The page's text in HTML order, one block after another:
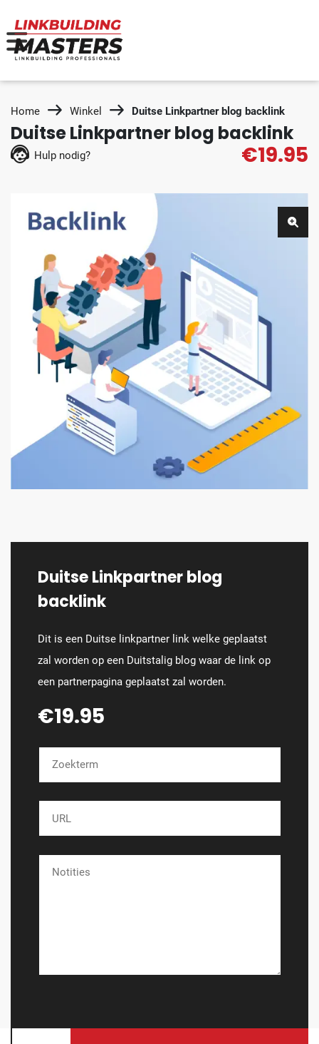
Home Winkel Duitse Linkpartner blog backlink
Duitse Linkpartner blog backlink
Hulp nodig? €19.95
Duitse Linkpartner blog
backlink
Dit is een Duitse linkpartner link welke geplaatst
zal worden op een Duitstalig blog waar de link op
een partnerpagina geplaatst zal worden.
€19.95